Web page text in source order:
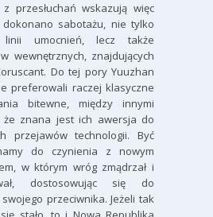
przesłuchań wskazują więc
sabotażu, nie tylko
linii umocnień, lecz także
wewnętrznych, znajdujących
Do tej pory Yuuzhan
preferowali raczej klasyczne
bitewne, między innymi
że znana jest ich awersja do
przejawów technologii. Być
do czynienia z nowym
w którym wróg zmądrzał i
dostosowując się do
swojego przeciwnika. Jeżeli tak